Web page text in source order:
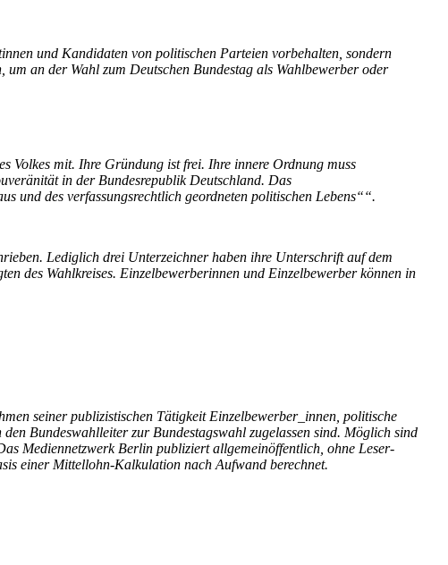
und Kandidaten von politischen Parteien vorbehalten, sondern
an der Wahl zum Deutschen Bundestag als Wahlbewerber oder
Volkes mit. Ihre Gründung ist frei. Ihre innere Ordnung muss
in der Bundesrepublik Deutschland. Das
und des verfassungsrechtlich geordneten politischen Lebens““.
Lediglich drei Unterzeichner haben ihre Unterschrift auf dem
des Wahlkreises. Einzelbewerberinnen und Einzelbewerber können in
seiner publizistischen Tätigkeit Einzelbewerber_innen, politische
Bundeswahlleiter zur Bundestagswahl zugelassen sind. Möglich sind
Mediennetzwerk Berlin publiziert allgemeinöffentlich, ohne Leser-
einer Mittellohn-Kalkulation nach Aufwand berechnet.